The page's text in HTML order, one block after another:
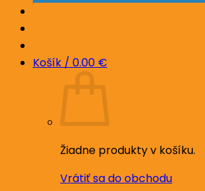
Košík / 0.00 €
Žiadne produkty v košíku.
Vrátiť sa do obchodu